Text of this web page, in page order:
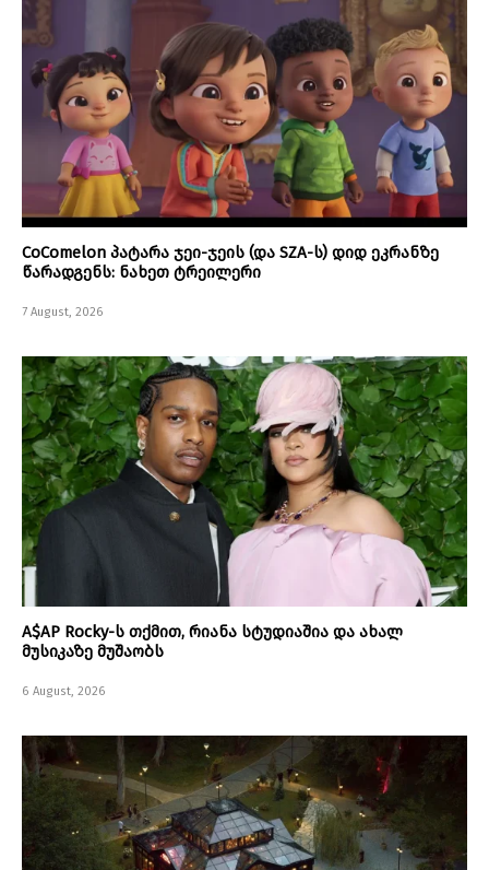
CoComelon პატარა ჯეი-ჯეის (და SZA-ს) დიდ ეკრანზე
წარადგენს: ნახეთ ტრეილერი
7 August, 2026
A$AP Rocky-ს თქმით, რიანა სტუდიაშია და ახალ
მუსიკაზე მუშაობს
6 August, 2026